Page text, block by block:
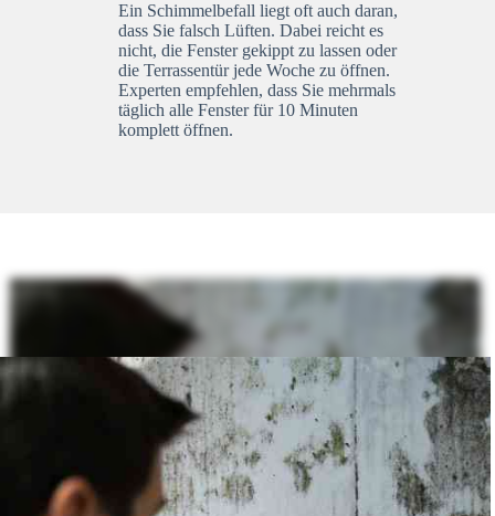
Ein Schimmelbefall liegt oft auch daran,
dass Sie falsch Lüften. Dabei reicht es
nicht, die Fenster gekippt zu lassen oder
die Terrassentür jede Woche zu öffnen.
Experten empfehlen, dass Sie mehrmals
täglich alle Fenster für 10 Minuten
komplett öffnen.